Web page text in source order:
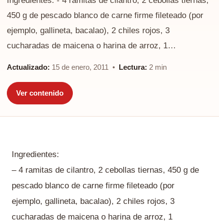
450 g de pescado blanco de carne firme fileteado (por
ejemplo, gallineta, bacalao), 2 chiles rojos, 3
cucharadas de maicena o harina de arroz, 1…
Actualizado: 15 de enero, 2011 • Lectura: 2 min
Ver contenido
Ingredientes:
– 4 ramitas de cilantro, 2 cebollas tiernas, 450 g de
pescado blanco de carne firme fileteado (por
ejemplo, gallineta, bacalao), 2 chiles rojos, 3
cucharadas de maicena o harina de arroz, 1